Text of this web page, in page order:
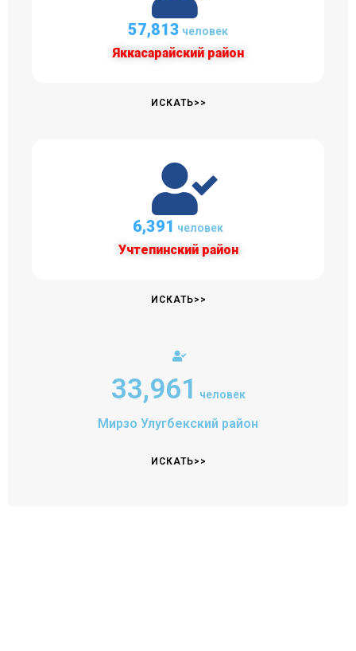
59,172 человек
Яккасарайский район
ИСКАТЬ>>
6,541 человек
Учтепинский район
ИСКАТЬ>>
35,399 человек
Мирзо Улугбекский район
ИСКАТЬ>>